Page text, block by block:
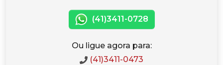
(41)3411-0728
Ou ligue agora para:
(41)3411-0473